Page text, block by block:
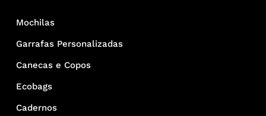
Mochilas
Garrafas Personalizadas
Canecas e Copos
Ecobags
Cadernos